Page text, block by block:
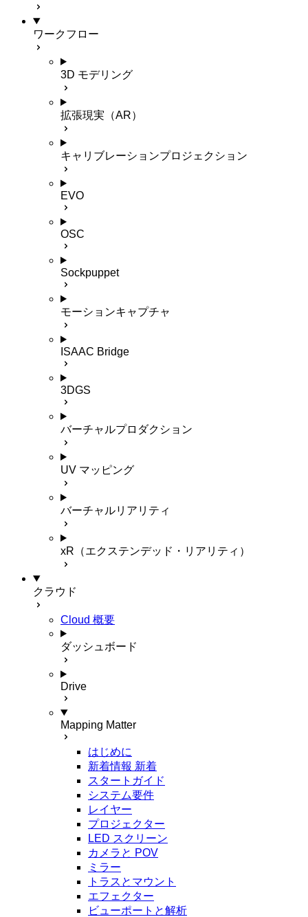
ワークフロー
3D モデリング
拡張現実（AR）
キャリブレーションプロジェクション
EVO
OSC
Sockpuppet
モーションキャプチャ
ISAAC Bridge
3DGS
バーチャルプロダクション
UV マッピング
バーチャルリアリティ
xR（エクステンデッド・リアリティ）
クラウド
Cloud 概要
ダッシュボード
Drive
Mapping Matter
はじめに
新着情報 新着
スタートガイド
システム要件
レイヤー
プロジェクター
LED スクリーン
カメラと POV
ミラー
トラスとマウント
エフェクター
ビューポートと解析